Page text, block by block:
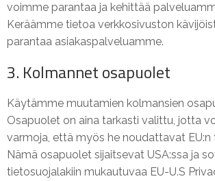
voimme parantaa ja kehittää
Keräämme tietoa verkkosivuston
parantaa asiakaspalveluamme.
3. Kolmannet osapuolet
Käytämme muutamien kolmansien
Osapuolet on aina tarkasti valittu, jotta
varmoja, että myös he noudattavat EU:n
Nämä osapuolet sijaitsevat USA:ssa ja
tietosuojalakiin mukautuvaa EU-U.S